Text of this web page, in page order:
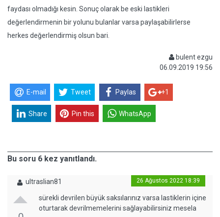
faydası olmadığı kesin. Sonuç olarak be eski lastikleri
değerlendirmenin bir yolunu bulanlar varsa paylaşabilirlerse
herkes değerlendirmiş olsun bari.
bulent ezgu
06.09.2019 19:56
E-mail Tweet Paylas +1
Share Pin this WhatsApp
Bu soru 6 kez yanıtlandı.
ultraslian81 26 Ağustos 2022 18:39
sürekli devrilen büyük saksılarınız varsa lastiklerin içine
oturtarak devrilmemelerini sağlayabilirsiniz mesela